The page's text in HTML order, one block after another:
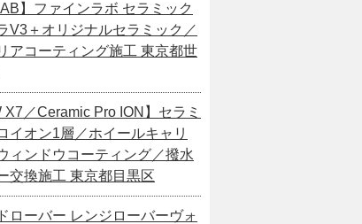
】ファインラボ セラミック
V3＋オリジナルセラミック／
アコーティング施工 東京都世
X7／Ceramic Pro ION】セラミ
イオン1層／ホイールキャリ
ィンドウコーティング／撥水
交換施工 東京都目黒区
ローバー レンジローバーヴォ